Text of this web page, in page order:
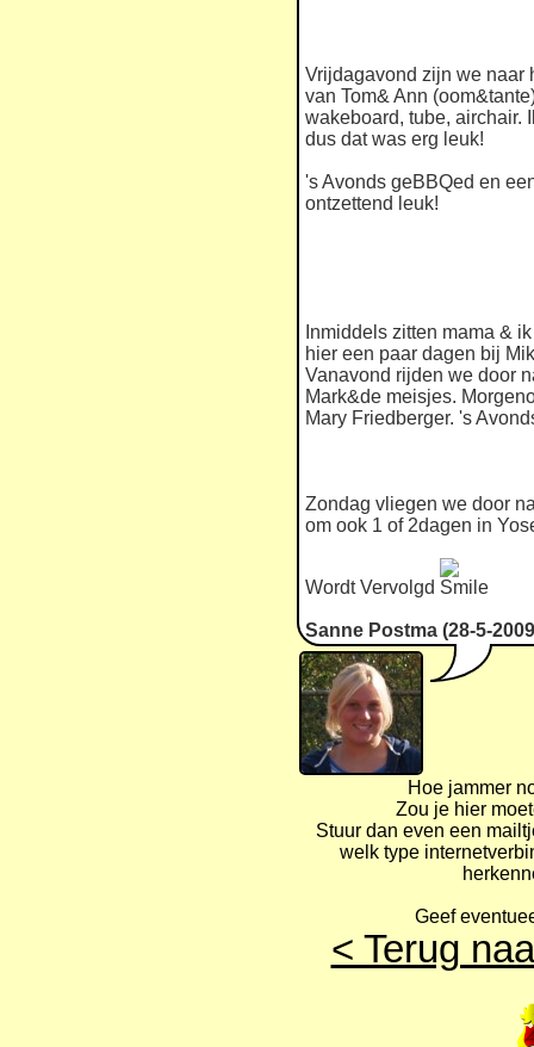
Vrijdagavond zijn we naar
van Tom& Ann
wakeboard, tube, airchair.
dus dat was erg leuk!
's Avonds geBBQed en
ontzettend leuk!
Inmiddels zitten mama &
hier een paar dagen bij
Vanavond rijden we door
Mark&de meisjes.
Mary Friedberger. 's
Zondag vliegen we door
om ook 1 of 2dagen in
Wordt Vervolgd
Sanne Postma (28-5-
Hoe jammer
Zou je hier
Stuur dan even een
welk type
Geef
< Terug